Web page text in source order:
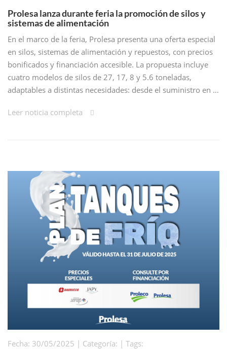
Prolesa lanza durante feria la promoción de silos y
sistemas de alimentación
En el marco de la feria, Prolesa presenta una oferta especial
en silos, sistemas de alimentación y repuestos, con precios
bonificados y financiación accesible. La propuesta incluye
cuatro modelos de silos de 27, 17, 8 y 5.6 toneladas,
adaptables a distintas necesidades: desde el suministro en …
Leer noticia completa
Fecha: 30/05/2025 | Categoría: | Tags: